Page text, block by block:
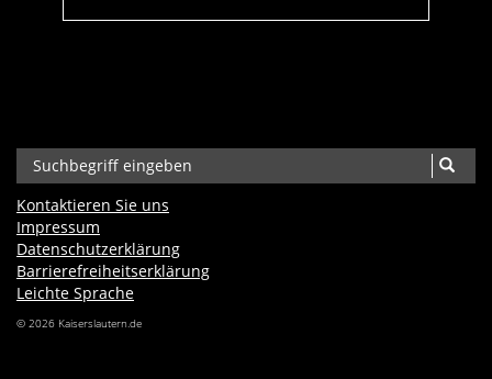
Kontaktieren Sie uns
Impressum
Datenschutzerklärung
Barrierefreiheits­erklärung
Leichte Sprache
© 2026 Kaiserslautern.de